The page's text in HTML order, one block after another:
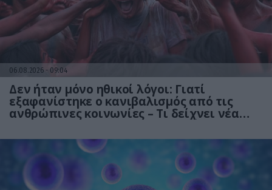
06.08.2026 09:04
Δεν ήταν μόνο ηθικοί λόγοι: Γιατί
εξαφανίστηκε ο κανιβαλισμός από τις
ανθρώπινες κοινωνίες – Τι δείχνει νέα